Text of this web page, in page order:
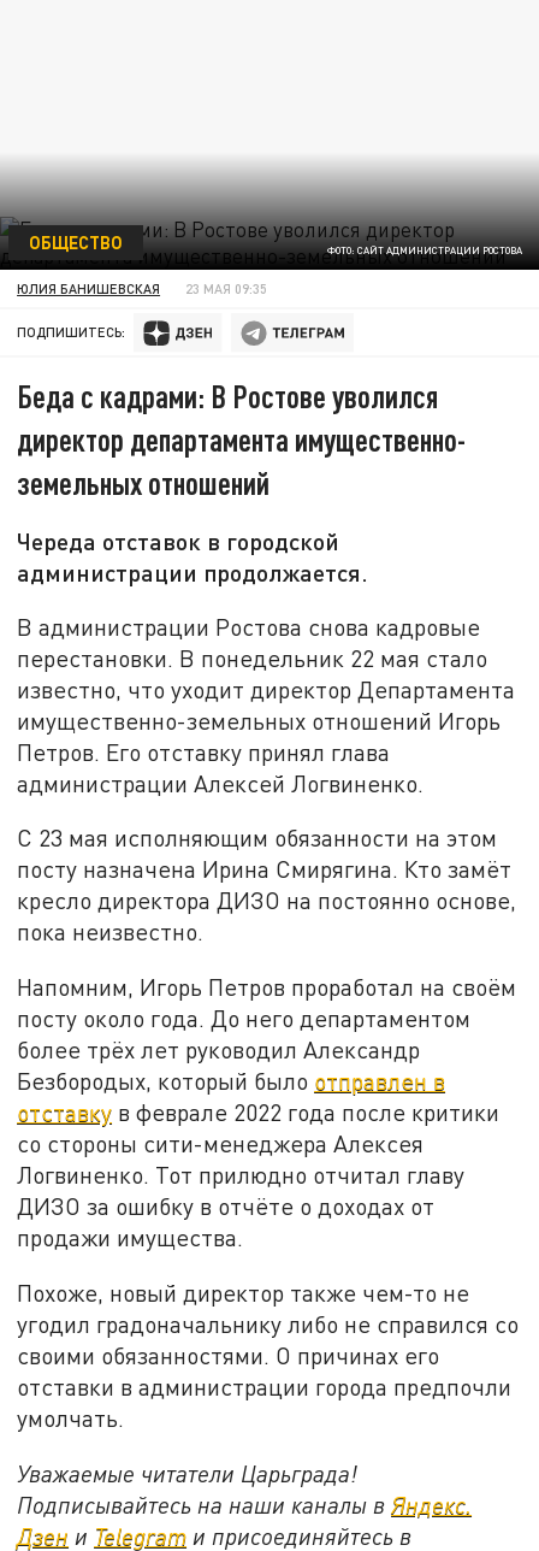
ФОТО: САЙТ АДМИНИСТРАЦИИ РОСТОВА
ОБЩЕСТВО
ЮЛИЯ БАНИШЕВСКАЯ 23 МАЯ 09:35
ПОДПИШИТЕСЬ:
Беда с кадрами: В Ростове уволился
директор департамента имущественно-
земельных отношений
Череда отставок в городской
администрации продолжается.
В администрации Ростова снова кадровые
перестановки. В понедельник 22 мая стало
известно, что уходит директор Департамента
имущественно-земельных отношений Игорь
Петров. Его отставку принял глава
администрации Алексей Логвиненко.
С 23 мая исполняющим обязанности на этом
посту назначена Ирина Смирягина. Кто замёт
кресло директора ДИЗО на постоянно основе,
пока неизвестно.
Напомним, Игорь Петров проработал на своём
посту около года. До него департаментом
более трёх лет руководил Александр
Безбородых, который было отправлен в
отставку в феврале 2022 года после критики
со стороны сити-менеджера Алексея
Логвиненко. Тот прилюдно отчитал главу
ДИЗО за ошибку в отчёте о доходах от
продажи имущества.
Похоже, новый директор также чем-то не
угодил градоначальнику либо не справился со
своими обязанностями. О причинах его
отставки в администрации города предпочли
умолчать.
Уважаемые читатели Царьграда!
Подписывайтесь на наши каналы в Яндекс.
Дзен и Telegram и присоединяйтесь в